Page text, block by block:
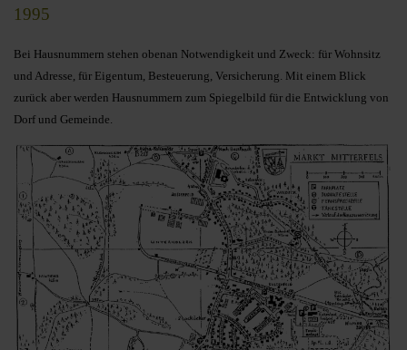
1995
Bei Hausnummern stehen obenan Notwendigkeit und Zweck: für Wohnsitz
und Adresse, für Eigentum, Besteuerung, Versicherung. Mit einem Blick
zurück aber werden Hausnummern zum Spiegelbild für die Entwicklung von
Dorf und Gemeinde.